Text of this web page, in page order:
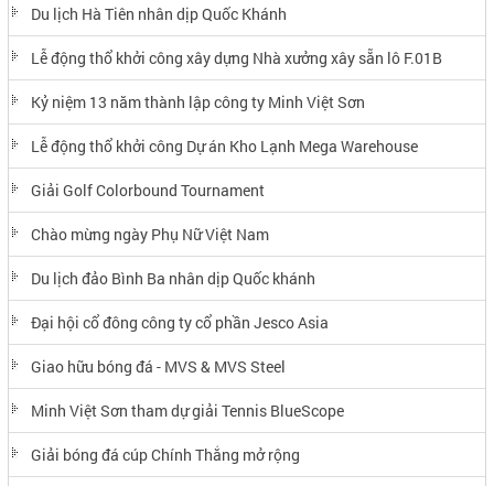
Du lịch Hà Tiên nhân dịp Quốc Khánh
Lễ động thổ khởi công xây dựng Nhà xưởng xây sẵn lô F.01B
Kỷ niệm 13 năm thành lập công ty Minh Việt Sơn
Lễ động thổ khởi công Dự án Kho Lạnh Mega Warehouse
Giải Golf Colorbound Tournament
Chào mừng ngày Phụ Nữ Việt Nam
Du lịch đảo Bình Ba nhân dịp Quốc khánh
Đại hội cổ đông công ty cổ phần Jesco Asia
Giao hữu bóng đá - MVS & MVS Steel
Minh Việt Sơn tham dự giải Tennis BlueScope
Giải bóng đá cúp Chính Thắng mở rộng